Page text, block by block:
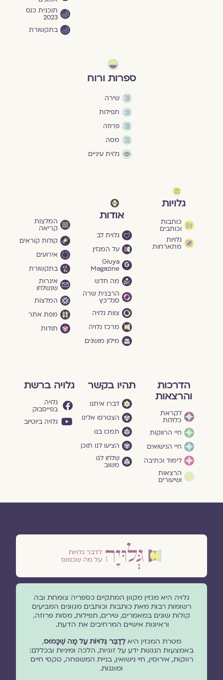
תוכנית כנס
2023
בתקשורת
ספרות ורוח
שירה
תפילות
פרוזה
מסה
גלוית עיניים
גלויות
כותבות
וכותבים
גלויות
מתארחות
אודות
גלוית לב
על המגזין
Gluya
Magazine
מה חדש
הרבנית שרה
סגל־כץ
צוות גלויה
מרכז גלויה
מילון מושגים
המלצות
קריאה
קולות קוראים
אירועים
בתקשורת
איגרות
שנשלחו
המלצות
מפת אתר
תודות
הדרכות
והרצאות
לקראת
כלולות
חיי הרווקות
חיי הנישואים
לימוד וכתיבה
הרצאות
ושיעורים
תהיו בקשר
דברו איתנו
הצטרפו אלינו
תמכו בנו
הציעו לנו תוכן
שלחו לנו
משוב
גלויה ברשת
גלויה
בפייסבוק
גלויה ביוטיוב
גלויה היא מגזין מקוון המתקיים כספריה צומחת ובה
רשומות רבות מאת כותבות וכותבים מגוונים המביעים
קולות שונים במאמרים, שירים, תפילות, מסות פרוזה,
וראיונות אישיים המרחיבים את הדעת.
מטרת המגזין היאלְדַבֵּר גְּלוּיוֹת עַל מָה שֶׁכָּמוּס,
באמצעות הנגשת ידע על זוגיות, הלכה ומיניות ובכללם:
רווקות, אירוסין, חיי נישואין, בניית המשפחה, טקסי חיים
ומוגנוּת.